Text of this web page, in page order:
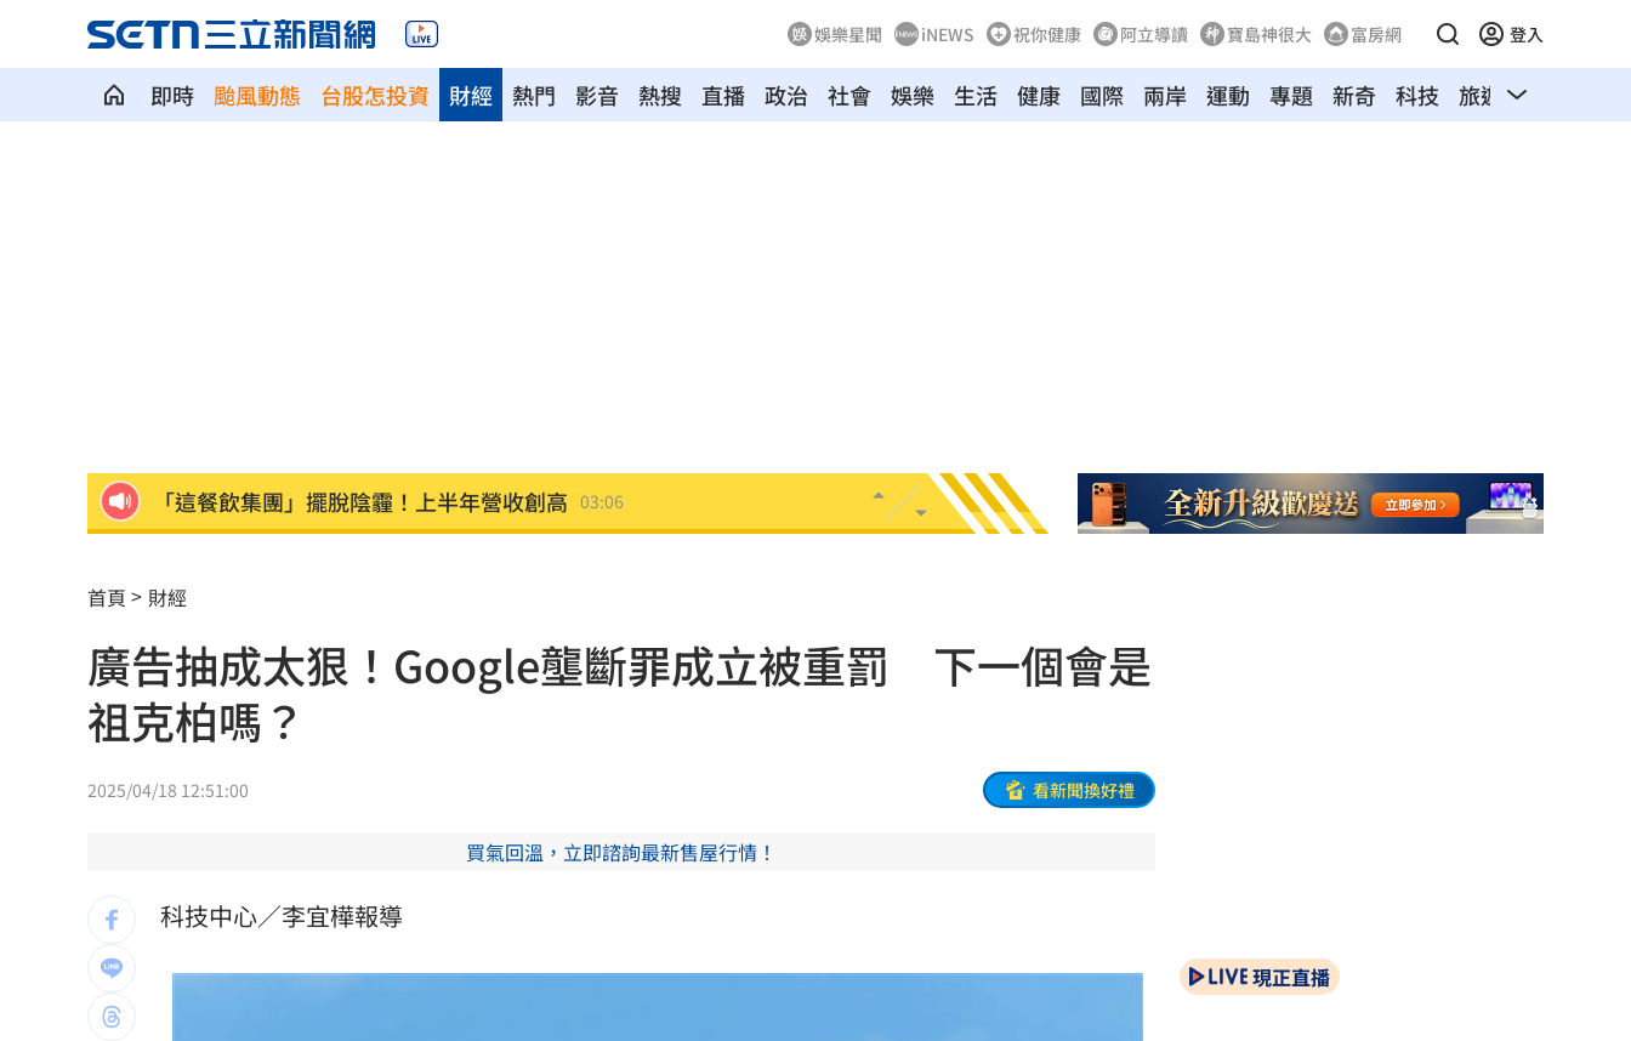
娛樂星聞 iNEWS 祝你健康 阿立導讀 寶島神很大 富房網 登入
即時 颱風動態 台股怎投資 熱門 影音 熱搜 直播 政治 社會 娛樂 生活 健康 國際 兩岸 運動
財經 專題 新奇 科技 旅遊 汽車
「這餐飲集團」擺脫陰霾！上半年營收創高 03:06
台股暴跌誰最能扛 高含金這幾檔繳正報酬
Q2獲利年增221% 愛普*EPS衝4.18元！ 01:20
宏福苑大火調查出爐！菸頭引燃施工雜物
定投10年翻逾5倍 這檔吸引存股族卡位！
首頁 財經
廣告抽成太狠！Google壟斷罪成立被重罰 下一個會是
祖克柏嗎？
2025/04/18 12:51:00 看新聞換好禮
買氣回溫，立即諮詢最新售屋行情！
科技中心／李宜樺報導
現正直播